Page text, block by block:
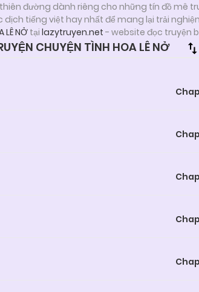
đường dành riêng cho những tín đồ mê
tiếng việt hay nhất để mang lại trải
LÊ NỞtại lazytruyen.net - website đọc truyện
CHUYỆN TÌNH HOA LÊ NỞ